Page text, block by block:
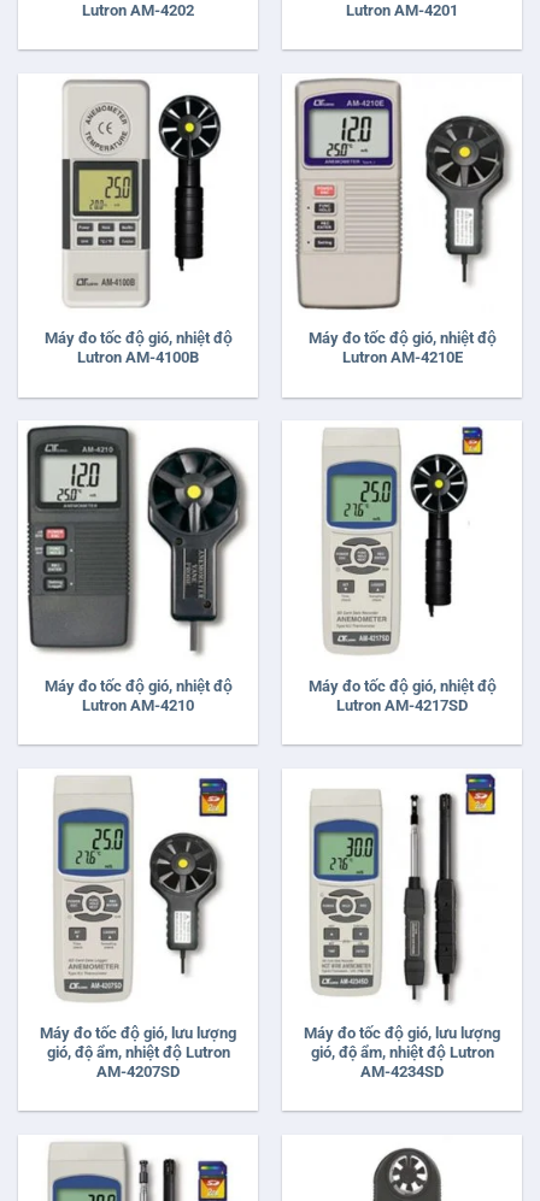
Lutron AM-4202
Lutron AM-4201
Máy đo tốc độ gió, nhiệt độ
Lutron AM-4100B
Máy đo tốc độ gió, nhiệt độ
Lutron AM-4210E
Máy đo tốc độ gió, nhiệt độ
Lutron AM-4210
Máy đo tốc độ gió, nhiệt độ
Lutron AM-4217SD
Máy đo tốc độ gió, lưu lượng
gió, độ ẩm, nhiệt độ Lutron
AM-4207SD
Máy đo tốc độ gió, lưu lượng
gió, độ ẩm, nhiệt độ Lutron
AM-4234SD